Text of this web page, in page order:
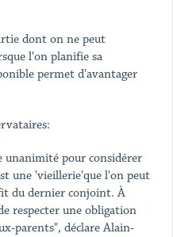
dont on ne peut
l'on planifie sa
permet d'avantager
unanimité pour considérer
une 'vieillerie'que l'on peut
du dernier conjoint. À
respecter une obligation
parents", déclare Alain-